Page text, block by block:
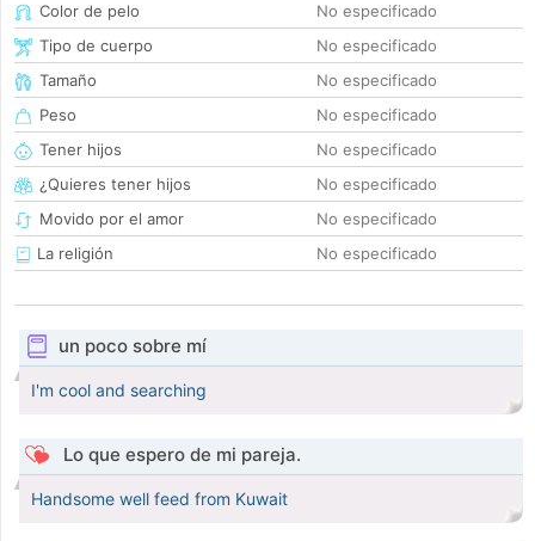
Color de pelo
No especificado
Tipo de cuerpo
No especificado
Tamaño
No especificado
Peso
No especificado
Tener hijos
No especificado
¿Quieres tener hijos
No especificado
Movido por el amor
No especificado
La religión
No especificado
un poco sobre mí
I'm cool and searching
Lo que espero de mi pareja.
Handsome well feed from Kuwait